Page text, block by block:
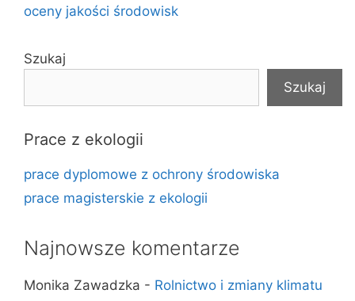
oceny jakości środowisk
Szukaj
Szukaj
Prace z ekologii
prace dyplomowe z ochrony środowiska
prace magisterskie z ekologii
Najnowsze komentarze
Monika Zawadzka - Rolnictwo i zmiany klimatu